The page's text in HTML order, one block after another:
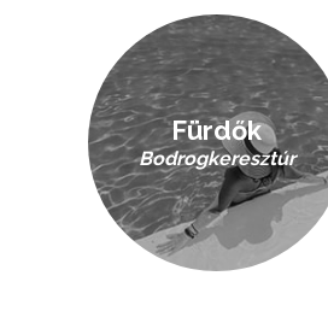
Fürdők
Bodrogkeresztúr